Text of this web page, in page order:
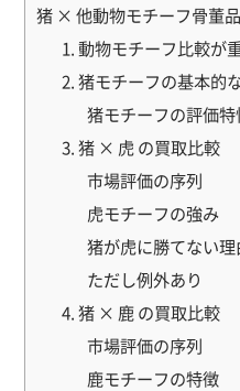
猪 × 他動物モチーフ骨董
1. 動物モチーフ比較が
2. 猪モチーフの基本的
猪モチーフの評価特
3. 猪 × 虎 の買取比較
市場評価の序列
虎モチーフの強み
猪が虎に勝てない理
ただし例外あり
4. 猪 × 鹿 の買取比較
市場評価の序列
鹿モチーフの特徴